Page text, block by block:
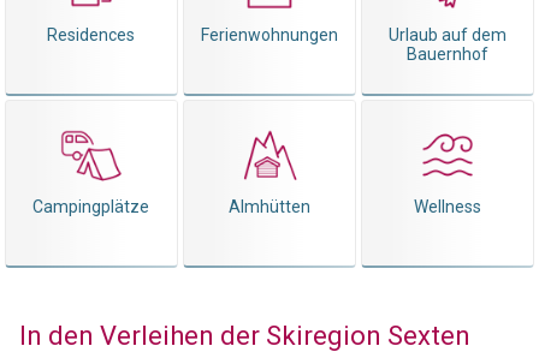
Residences Ferienwohnungen
Urlaub auf dem
Bauernhof
Campingplätze Almhütten Wellness
In den Verleihen der Skiregion Sexten